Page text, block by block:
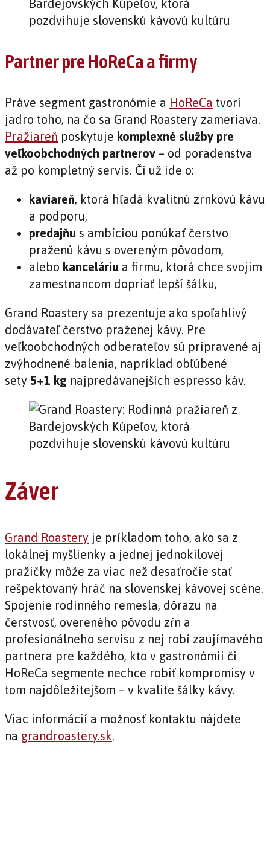
Partner pre HoReCa a firmy
Práve segment gastronómie a HoReCa tvorí
jadro toho, na čo sa Grand Roastery zameriava.
Pražiareň poskytuje komplexné služby pre
veľkoobchodných partnerov – od poradenstva
až po kompletný servis. Či už ide o:
kaviareň, ktorá hľadá kvalitnú zrnkovú kávu
a podporu,
predajňu s ambíciou ponúkať čerstvo
praženú kávu s overeným pôvodom,
alebo kanceláriu a firmu, ktorá chce svojim
zamestnancom dopriať lepší šálku,
Grand Roastery sa prezentuje ako spoľahlivý
dodávateľ čerstvo praženej kávy. Pre
veľkoobchodných odberateľov sú pripravené aj
zvýhodnené balenia, napríklad obľúbené
sety 5+1 kg najpredávanejších espresso káv.
Záver
Grand Roastery je príkladom toho, ako sa z
lokálnej myšlienky a jednej jednokilovej
pražičky môže za viac než desaťročie stať
rešpektovaný hráč na slovenskej kávovej scéne.
Spojenie rodinného remesla, dôrazu na
čerstvosť, overeného pôvodu zŕn a
profesionálneho servisu z nej robí zaujímavého
partnera pre každého, kto v gastronómii či
HoReCa segmente nechce robiť kompromisy v
tom najdôležitejšom – v kvalite šálky kávy.
Viac informácií a možnosť kontaktu nájdete
na grandroastery.sk.